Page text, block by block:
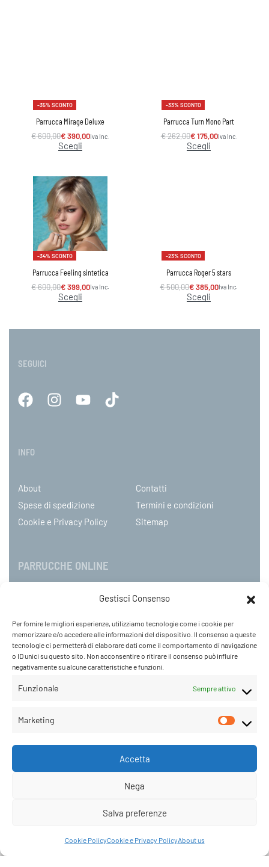
Gestisci Consenso
Per fornire le migliori esperienze, utilizziamo tecnologie come i cookie per
memorizzare e/o accedere alle informazioni del dispositivo. Il consenso a queste
tecnologie ci permetterà di elaborare dati come il comportamento di navigazione
o ID unici su questo sito. Non acconsentire o ritirare il consenso può influire
negativamente su alcune caratteristiche e funzioni.
Funzionale Sempre attivo
Marketing
Accetta
Nega
Salva preferenze
Cookie PolicyCookie e Privacy PolicyAbout us
-35% SCONTO
Parrucca Mirage Deluxe
€600,00€390,00Iva Inc.
Scegli
-33% SCONTO
Parrucca Turn Mono Part
€262,00€175,00Iva Inc.
Scegli
-34% SCONTO
Parrucca Feeling sintetica
€600,00€399,00Iva Inc.
Scegli
-23% SCONTO
Parrucca Roger 5 stars
€500,00€385,00Iva Inc.
Scegli
SEGUICI
INFO
About
Contatti
Spese di spedizione
Termini e condizioni
Cookie e Privacy Policy
Sitemap
PARRUCCHE ONLINE
Tel: +39 0321 659378 / 393229
WhatsApp: +39 342 9218104
info@parruccheonline.com
PEC –farcaphair@legalmail.it
Sabato 09:00-18:00